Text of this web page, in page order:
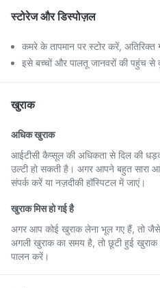
स्टोरेज और डिस्पोज़ल
कमरे के तापमान पर स्टोर करें, अतिरिक्त
इसे बच्चों और पालतू जानवरों की पहुंच से
खुराक
अधिक खुराक
आईटीसी कैप्सूल की अधिकता से दिल की
उल्टी हो सकती है। अगर आपने बहुत सारा
संपर्क करें या नज़दीकी हॉस्पिटल में जाएं।
खुराक मिस हो गई है
अगर आप कोई खुराक लेना भूल गए हैं, तो
अगली खुराक का समय है, तो छूटी हुई
पालन करें।